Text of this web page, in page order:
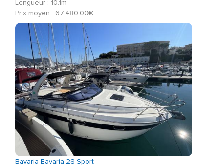
Longueur : 10.1m
Prix moyen : 67 480,00€
Bavaria Bavaria 28 Sport